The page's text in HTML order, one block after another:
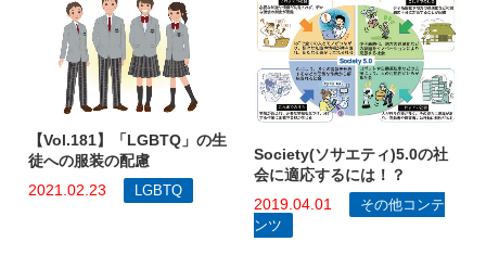
【Vol.181】「LGBTQ」の生
徒への服装の配慮
2021.02.23
LGBTQ
Society(ソサエティ)5.0の社
会に適応するには！？
2019.04.01
その他コンテ
ンツ